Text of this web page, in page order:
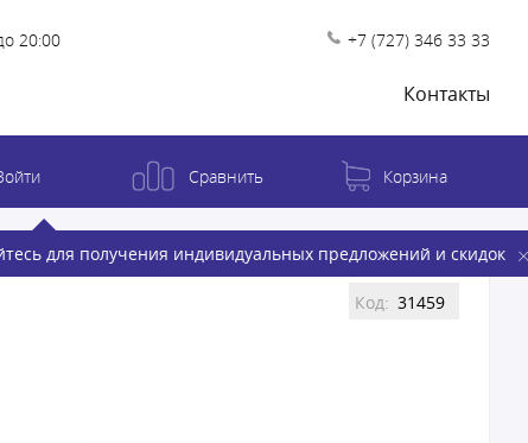
20:00 +7 (727) 346 33 33
Контакты
для получения индивидуальных предложений и скидок
Сравнить Корзина
Код: 31459